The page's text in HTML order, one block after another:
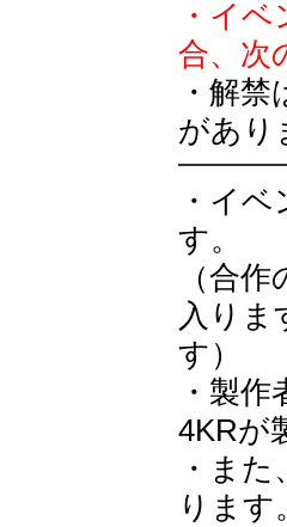
・イ
合、次
・解
があり
・イ
す。
（合
入りま
す）
・製
4KRが
・ま
ります